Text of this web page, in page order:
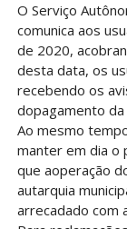
O Serviço
comunica aos
de 2020,
desta data, os
recebendo os
dopagamento da
Ao mesmo
manter em dia o
que aoperação
autarquia
arrecadado com